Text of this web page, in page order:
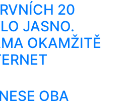
20
JASNO.
OKAMŽITĚ
OBA